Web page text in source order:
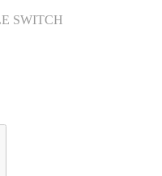
SWITCH